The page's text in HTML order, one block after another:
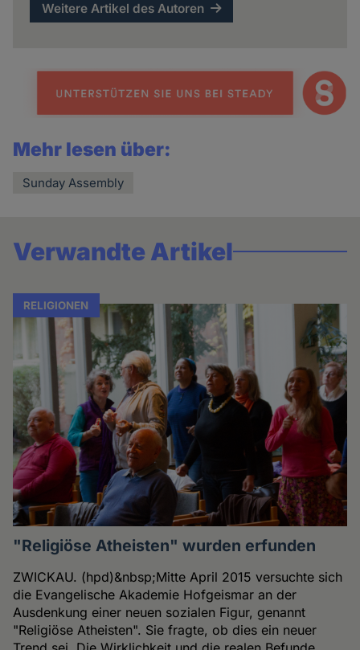
Weitere Artikel des Autoren
Mehr lesen über:
Sunday Assembly
Verwandte Artikel
RELIGIONEN
"Religiöse Atheisten" wurden erfunden
ZWICKAU. (hpd)&nbsp;Mitte April 2015 versuchte sich
die Evangelische Akademie Hofgeismar an der
Ausdenkung einer neuen sozialen Figur, genannt
"Religiöse Atheisten". Sie fragte, ob dies ein neuer